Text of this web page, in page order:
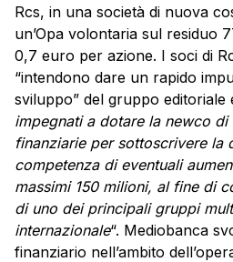
Rcs, in una società di nuova
un’Opa volontaria sul residuo
0,7 euro per azione. I soci di
“intendono dare un rapido
sviluppo” del gruppo editoriale
impegnati a dotare la newco
finanziarie per sottoscrivere la
competenza di eventuali
massimi 150 milioni, al fine di
di uno dei principali gruppi
internazionale“. Mediobanca
finanziario nell’ambito